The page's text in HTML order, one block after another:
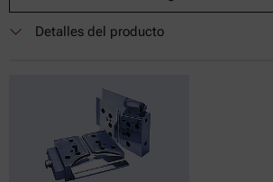
Detalles del producto